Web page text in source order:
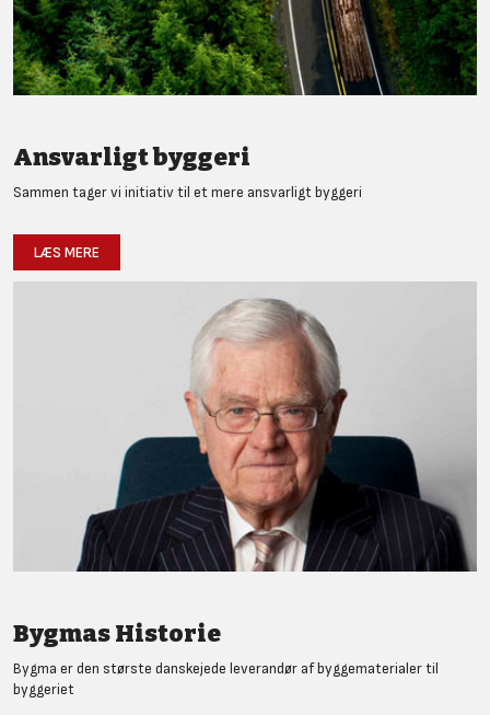
Ansvarligt byggeri
Sammen tager vi initiativ til et mere ansvarligt byggeri
LÆS MERE
Bygmas Historie
Bygma er den største danskejede leverandør af byggematerialer til
byggeriet